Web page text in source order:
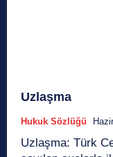
Uzlaşma
Hukuk Sözlüğü
Uzlaşma: Türk